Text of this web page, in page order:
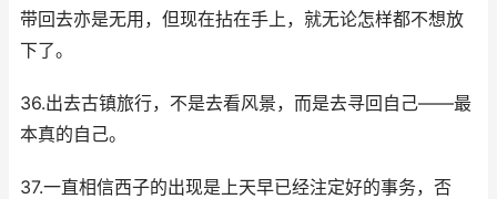
带回去亦是无用，但现在拈在手上，就无论怎样都不想放
下了。
36.出去古镇旅行，不是去看风景，而是去寻回自己——最
本真的自己。
37.一直相信西子的出现是上天早已经注定好的事务，否